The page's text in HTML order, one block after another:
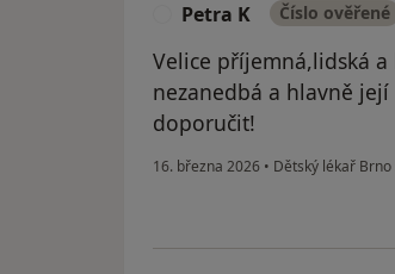
Petra K Číslo ověřené
Velice příjemná,lidská
nezanedbá a hlavně
doporučit!
16. března 2026 • Dětský lékař Brno